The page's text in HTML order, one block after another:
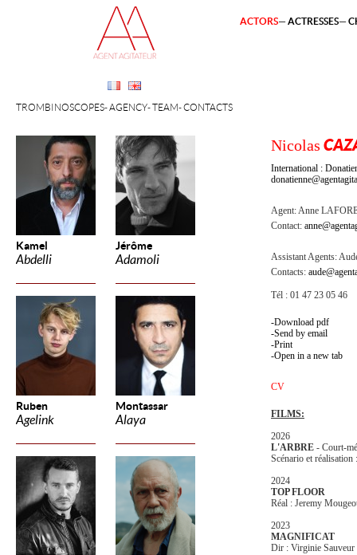
Kamel
Abdelli
Jérôme
Adamoli
Ruben
Agelink
Montassar
Alaya
TROMBINOSCOPES AGENCY TEAM CONTACTS
ACTORS ACTRESSES
Nicolas
International :
Agent:Anne
Contact:
Assistant Agents:
Contacts:
Tél : 01 47 23 05 46
Download pdf
Send by email
Print
Open in a new tab
CV
FILMS:
2026
L'ARBRE - Court-
Scénario et
2024
TOP FLOOR
Réal : Jeremy
2023
MAGNIFICAT
Dir : Virginie Sauveur